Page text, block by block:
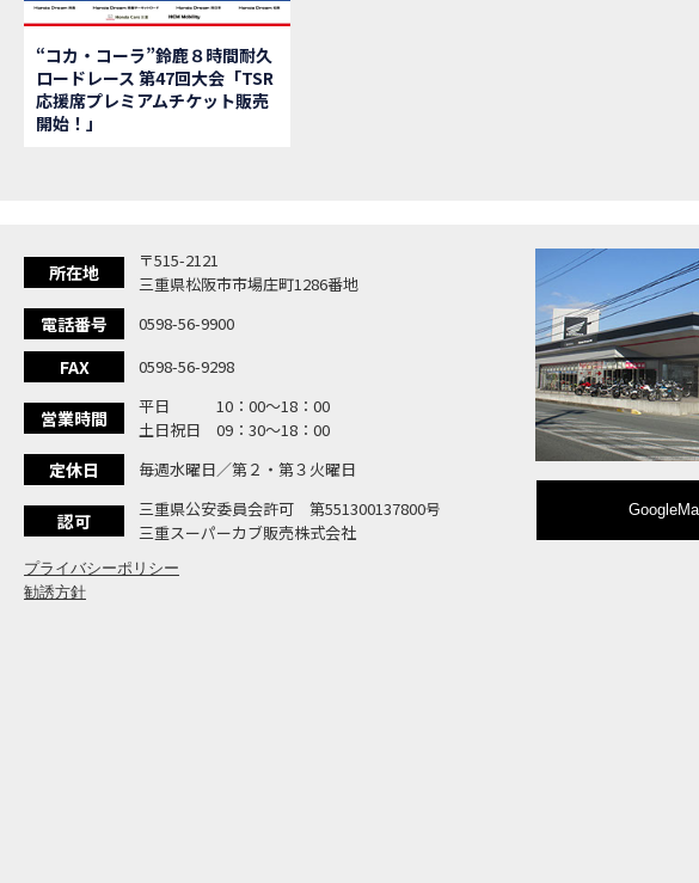
「CB1000R」のヘッド
「NC750X」大型スポー
「CB1300 SUPER FOUR」「
大型クルーザーモデル「
よりスポーティーなイメ
Neo Sports Caféシリー
フルモデルチェンジした
国内販売を予定するグロー
「CRF250L」「CRF250
“コカ・コーラ”鈴鹿８時間耐久
ロードレース 第47回大会「TSR
応援席プレミアムチケット販売
開始！」
所在地
〒515-2121
三重県松阪市市場庄町1286番地
電話番号 0598-56-9900
FAX 0598-56-9298
営業時間
平日 10：00〜18：00
土日祝日 09：30〜18：00
定休日 毎週水曜日／第２・第３火曜日
認可
三重県公安委員会許可 第551300137800号
三重スーパーカブ販売株式会社
プライバシーポリシー
勧誘方針